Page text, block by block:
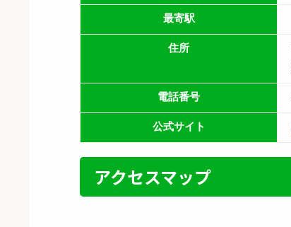
最寄駅
住所
電話番号
公式サイト
アクセスマップ